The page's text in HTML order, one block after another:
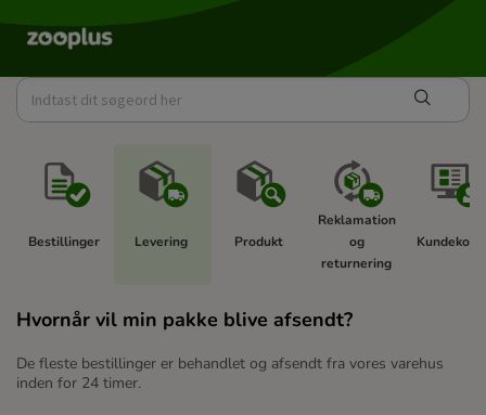
Bestillinger Levering Produkt
Reklamation
og
returnering
Hvornår vil min pakke blive afsendt?
De fleste bestillinger er behandlet og afsendt fra vores varehus
inden for 24 timer.